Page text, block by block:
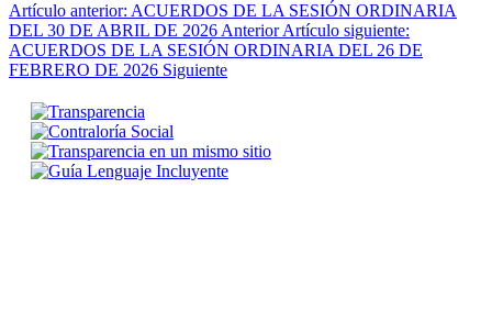
Artículo anterior: ACUERDOS DE LA SESIÓN ORDINARIA
DEL 30 DE ABRIL DE 2026 Anterior Artículo siguiente:
ACUERDOS DE LA SESIÓN ORDINARIA DEL 26 DE
FEBRERO DE 2026 Siguiente